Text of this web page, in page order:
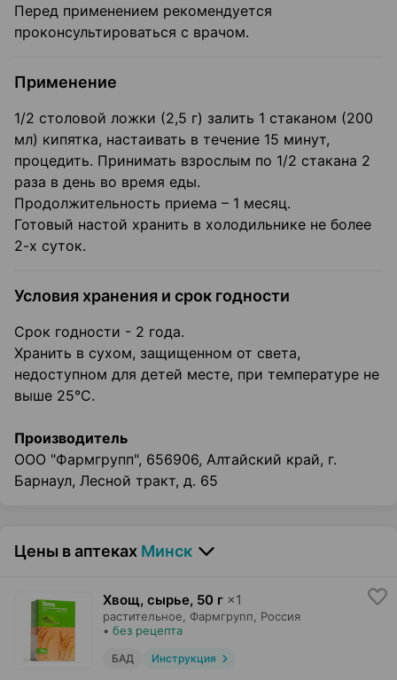
Перед применением рекомендуется
проконсультироваться с врачом.
Применение
1/2 столовой ложки (2,5 г) залить 1 стаканом (200
мл) кипятка, настаивать в течение 15 минут,
процедить. Принимать взрослым по 1/2 стакана 2
раза в день во время еды.
Продолжительность приема – 1 месяц.
Готовый настой хранить в холодильнике не более
2-х суток.
Условия хранения и срок годности
Срок годности - 2 года.
Хранить в сухом, защищенном от света,
недоступном для детей месте, при температуре не
выше 25°С.
Производитель
ООО "Фармгрупп", 656906, Алтайский край, г.
Барнаул, Лесной тракт, д. 65
Цены в аптеках Минск
Хвощ, сырье, 50 г ×1
растительное, Фармгрупп, Россия
• без рецепта
БАД Инструкция